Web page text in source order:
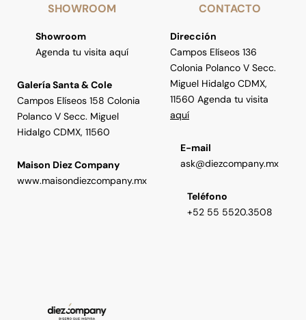
SHOWROOM
Showroom
Agenda tu visita aquí
Galería Santa & Cole
Campos Elíseos 158 Colonia
Polanco V Secc. Miguel
Hidalgo CDMX, 11560
Maison Diez Company
www.maisondiezcompany.mx
CONTACTO
Dirección
Campos Elíseos 136
Colonia Polanco V Secc.
Miguel Hidalgo CDMX,
11560 Agenda tu visita
aquí
E-mail
ask@diezcompany.mx
Teléfono
+52 55 5520.3508